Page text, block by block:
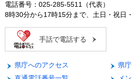
電話番号：025-285-5511（代表）
8時30分から17時15分まで、土日・祝日
手話で電話する
県庁へのアクセス
県